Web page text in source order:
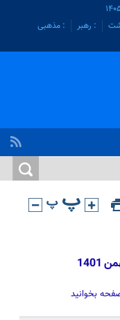
: رهبر
: مذهبی
بخوانید